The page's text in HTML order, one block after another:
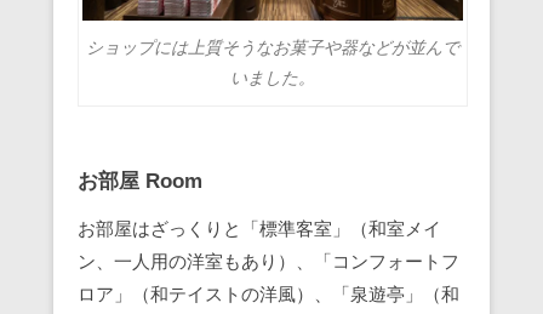
ショップには上質そうなお菓子や器などが並んで
いました。
お部屋 Room
お部屋はざっくりと「標準客室」（和室メイ
ン、一人用の洋室もあり）、「コンフォートフ
ロア」（和テイストの洋風）、「泉遊亭」（和